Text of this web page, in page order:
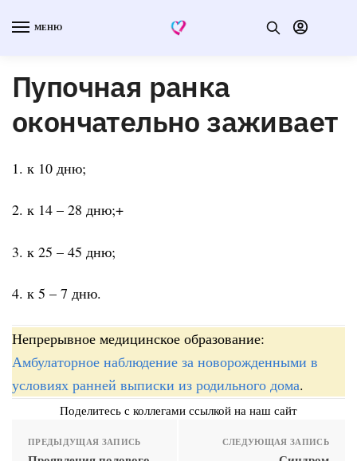
МЕНЮ
Пупочная ранка
окончательно заживает
1. к 10 дню;
2. к 14 – 28 дню;+
3. к 25 – 45 дню;
4. к 5 – 7 дню.
Непрерывное медицинское образование:
Амбулаторное наблюдение за новорожденными в
условиях ранней выписки из родильного дома.
Поделитесь с коллегами ссылкой на наш сайт
ПРЕДЫДУЩАЯ ЗАПИСЬ СЛЕДУЮЩАЯ ЗАПИСЬ